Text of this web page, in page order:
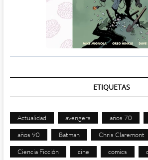
ETIQUETAS
Actualidad avengers años 70
años 90 Batman Chris Claremont
Ciencia Ficción cine comics